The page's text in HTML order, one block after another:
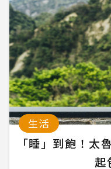
生活
「睡」到飽！
起